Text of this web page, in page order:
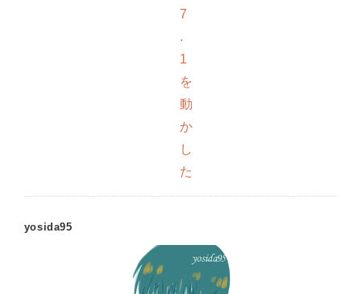
7
.
1
を
動
か
し
た
yosida95